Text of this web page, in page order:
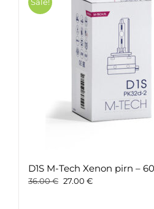
Sale!
D1S M-Tech Xenon pirn –
36.00€ Original
27.00 €Current